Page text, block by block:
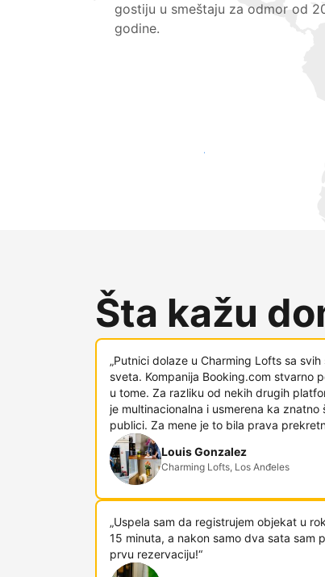
gostiju u smeštaju za odmor od
godine.
Privucite nove goste već danas
Šta kažu
„Putnici dolaze u Charming Lofts sa svih
sveta. Kompanija Booking.com stvarno
u tome. Za razliku od nekih drugih
je multinacionalna i usmerena ka znatno
publici. Za mene je to bila prava
Louis Gonzalez
Charming Lofts, Los Anđeles
„Uspela sam da registrujem objekat u
15 minuta, a nakon samo dva sata sam
prvu rezervaciju!“